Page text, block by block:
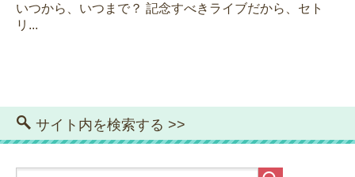
いつから、いつまで？ 記念すべきライブだから、セト
リ...
サイト内を検索する >>